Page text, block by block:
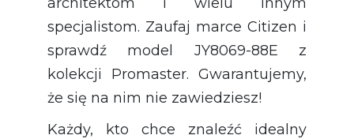
specjalistom. Zaufaj marce Citizen i
sprawdź model JY8069-88E z
kolekcji Promaster. Gwarantujemy,
że się na nim nie zawiedziesz!
Każdy, kto chce znaleźć idealny